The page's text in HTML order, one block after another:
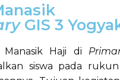
GIS 3
Manasik Haji di
siswa pada